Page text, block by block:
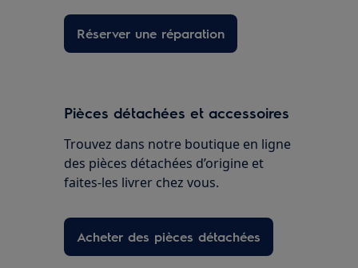
Réserver une réparation
Pièces détachées et accessoires
Trouvez dans notre boutique en ligne
des pièces détachées d’origine et
faites-les livrer chez vous.
Acheter des pièces détachées